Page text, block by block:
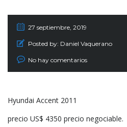
27 septiembre, 2019
Posted by: Daniel Vaquerano
No hay comentarios
Hyundai Accent 2011
precio US$ 4350 precio negociable.